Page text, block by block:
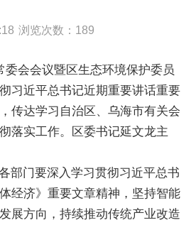
浏览次数： 189
委会会议暨区生态环境保护委员
习近平总书记近期重要讲话重要
传达学习自治区、乌海市有关会
落实工作。区委书记延文龙主
部门要深入学习贯彻习近平总书
经济》重要文章精神，坚持智能
展方向，持续推动传统产业改造